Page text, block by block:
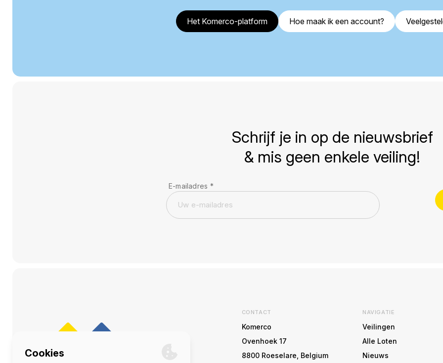
Het Komerco-platform Hoe maak ik een account?
Schrijf je in op de nieuwsbrief
& mis geen enkele veiling!
E-mailadres *
CONTACT
Komerco
Ovenhoek 17
8800 Roeselare, Belgium
NAVIGATIE
Veilingen
Alle Loten
Nieuws